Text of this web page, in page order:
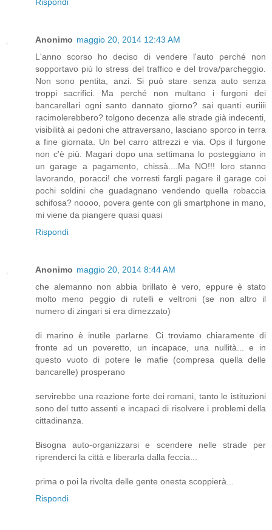
Anonimo maggio 20, 2014 12:43 AM
L'anno scorso ho deciso di vendere l'auto perché non
sopportavo più lo stress del traffico e del trova/parcheggio.
Non sono pentita, anzi. Si può stare senza auto senza
troppi sacrifici. Ma perché non multano i furgoni dei
bancarellari ogni santo dannato giorno? sai quanti euriiii
racimolerebbero? tolgono decenza alle strade già indecenti,
visibilità ai pedoni che attraversano, lasciano sporco in terra
a fine giornata. Un bel carro attrezzi e via. Ops il furgone
non c'è più. Magari dopo una settimana lo posteggiano in
un garage a pagamento, chissà....Ma NO!!! loro stanno
lavorando, poracci! che vorresti fargli pagare il garage coi
pochi soldini che guadagnano vendendo quella robaccia
schifosa? noooo, povera gente con gli smartphone in mano,
mi viene da piangere quasi quasi
Rispondi
Anonimo maggio 20, 2014 8:44 AM
che alemanno non abbia brillato è vero, eppure è stato
molto meno peggio di rutelli e veltroni (se non altro il
numero di zingari si era dimezzato)
di marino è inutile parlarne. Ci troviamo chiaramente di
fronte ad un poveretto, un incapace, una nullità... e in
questo vuoto di potere le mafie (compresa quella delle
bancarelle) prosperano
servirebbe una reazione forte dei romani, tanto le istituzioni
sono del tutto assenti e incapaci di risolvere i problemi della
cittadinanza.
Bisogna auto-organizzarsi e scendere nelle strade per
riprenderci la città e liberarla dalla feccia...
prima o poi la rivolta delle gente onesta scoppierà...
Rispondi